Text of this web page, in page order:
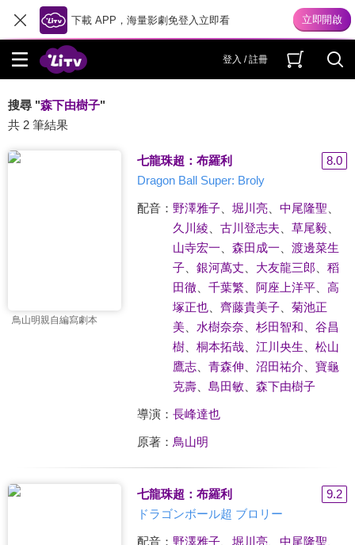
下載 APP，海量影劇免登入立即看
登入 / 註冊
搜尋 "森下由樹子"
共 2 筆結果
鳥山明親自編寫劇本
七龍珠超：布羅利
8.0
Dragon Ball Super: Broly
配音： 野澤雅子、 堀川亮、 中尾隆聖
久川綾
古川登志夫 草尾毅、
山寺宏一
森田成一
渡邊菜生
子、 銀河萬丈 大友龍三郎
稻
田徹、 千葉繁 阿座上洋平、 高
塚正也、 齊藤貴美子、 菊池正
美、 水樹奈奈 杉田智和
谷昌
樹、 桐本拓哉、 江川央生
松山
鷹志、 青森伸 沼田祐介
寶龜
克壽、 島田敏、 森下由樹子
導演： 長峰達也
原著： 鳥山明
七龍珠超：布羅利
9.2
ドラゴンボール超 ブロリー
配音： 野澤雅子、 堀川亮、 中尾隆聖